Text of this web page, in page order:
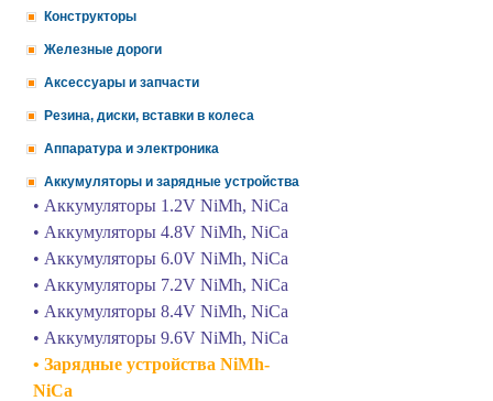
Конструкторы
Железные дороги
Аксессуары и запчасти
Резина, диски, вставки в колеса
Аппаратура и электроника
Аккумуляторы и зарядные устройства
• Аккумуляторы 1.2V NiMh, NiCa
• Аккумуляторы 4.8V NiMh, NiCa
• Аккумуляторы 6.0V NiMh, NiCa
• Аккумуляторы 7.2V NiMh, NiCa
• Аккумуляторы 8.4V NiMh, NiCa
• Аккумуляторы 9.6V NiMh, NiCa
• Зарядные устройства NiMh-
NiCa